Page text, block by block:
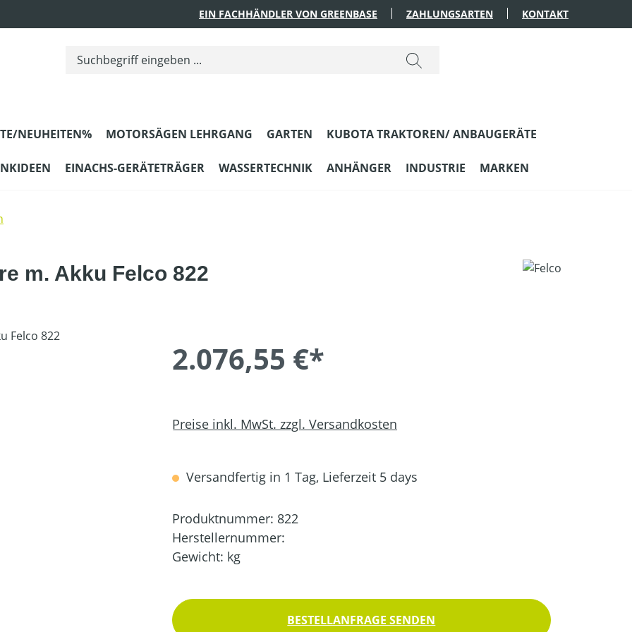
EIN FACHHÄNDLER VON GREENBASE ZAHLUNGSARTEN KONTAKT
NEUHEITEN% MOTORSÄGEN LEHRGANG GARTEN KUBOTA TRAKTOREN/ ANBAUGERÄTE
EINACHS-GERÄTETRÄGER WASSERTECHNIK ANHÄNGER INDUSTRIE MARKEN
m. Akku Felco 822
2.076,55 €*
Preise inkl. MwSt. zzgl. Versandkosten
Versandfertig in 1 Tag, Lieferzeit 5 days
Produktnummer: 822
Herstellernummer:
Gewicht: kg
BESTELLANFRAGE SENDEN